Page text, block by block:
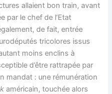
allaient bon train, avant
par le chef de l’Etat
de fait, entrée
tricolores issus
moins enclins à
d’être rattrapée par
mandat : une rémunération
américain, touchée alors